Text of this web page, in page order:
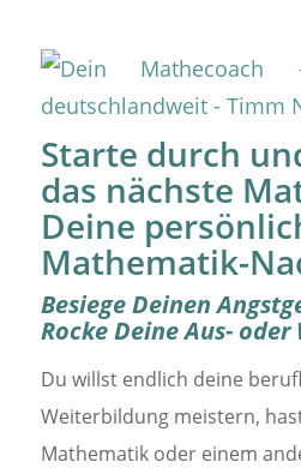
Starte durch
das nächste
Deine
Mathematik-
Besiege Deinen
Rocke Deine Aus-
Du willst endlich deine
Weiterbildung meistern,
Mathematik oder einem